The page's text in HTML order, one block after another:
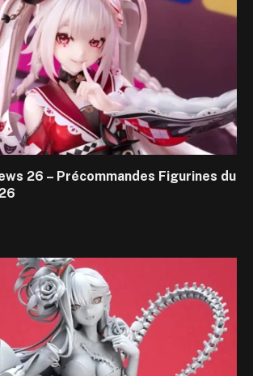
26 – Précommandes Figurines du